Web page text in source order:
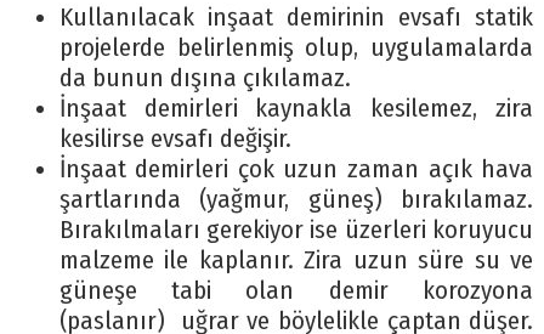
Kullanılacak inşaat demirinin evsafı statik
projelerde belirlenmiş olup, uygulamalarda
da bunun dışına çıkılamaz.
İnşaat demirleri kaynakla kesilemez, zira
kesilirse evsafı değişir.
İnşaat demirleri çok uzun zaman açık hava
şartlarında (yağmur, güneş) bırakılamaz.
Bırakılmaları gerekiyor ise üzerleri koruyucu
malzeme ile kaplanır. Zira uzun süre su ve
güneşe tabi olan demir korozyona
(paslanır) uğrar ve böylelikle çaptan düşer.